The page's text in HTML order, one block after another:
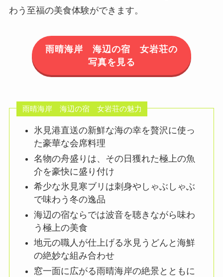
わう至福の美食体験ができます。
雨晴海岸 海辺の宿 女岩荘の
写真を見る
雨晴海岸 海辺の宿 女岩荘の魅力
氷見港直送の新鮮な海の幸を贅沢に使っ
た豪華な会席料理
名物の舟盛りは、その日獲れた極上の魚
介を豪快に盛り付け
希少な氷見寒ブリは刺身やしゃぶしゃぶ
で味わう冬の逸品
海辺の宿ならでは波音を聴きながら味わ
う極上の美食
地元の職人が仕上げる氷見うどんと海鮮
の絶妙な組み合わせ
窓一面に広がる雨晴海岸の絶景とともに